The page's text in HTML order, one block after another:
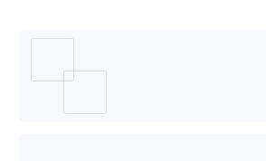
系统和